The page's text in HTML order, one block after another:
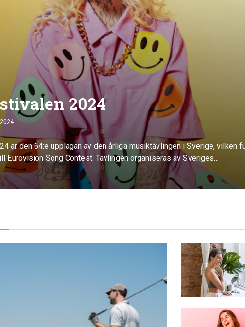
2024
är den 64:e upplagan av den årliga musiktävlingen i Sverige, vilken
Eurovision Song Contest. Tävlingen organiseras av Sveriges…